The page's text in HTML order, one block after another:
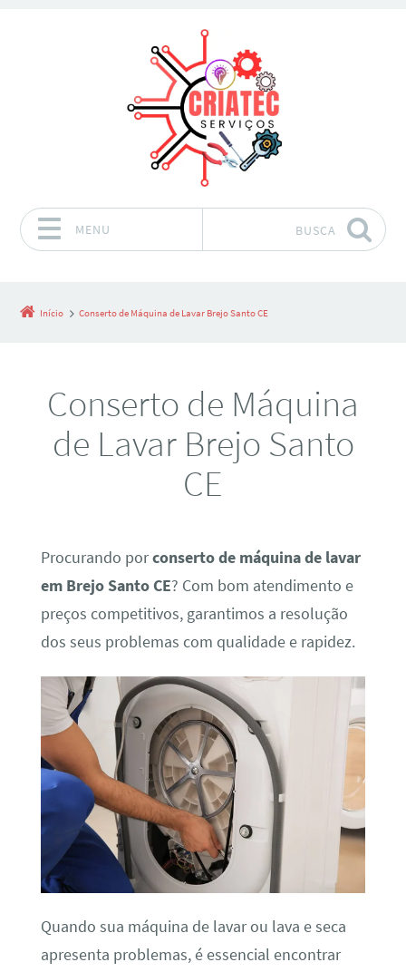
MENU BUSCA
Início Conserto de Máquina de Lavar Brejo Santo CE
Conserto de Máquina
de Lavar Brejo Santo
CE
Procurando porconserto de máquina de lavar
em Brejo Santo CE? Com bom atendimento e
preços competitivos, garantimos a resolução
dos seus problemas com qualidade e rapidez.
Quando sua máquina de lavar ou lava e seca
apresenta problemas, é essencial encontrar